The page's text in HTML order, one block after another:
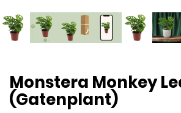
Monstera Monkey
(Gatenplant)